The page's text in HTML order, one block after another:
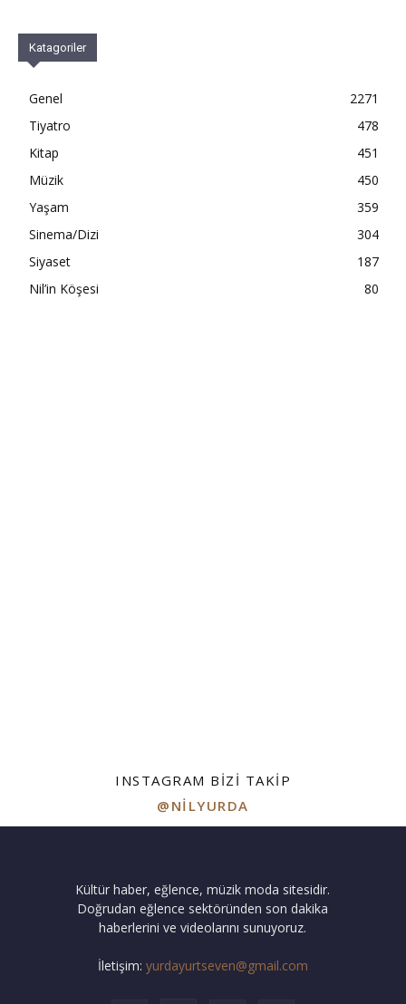
Katagoriler
Genel
2271
Tiyatro
478
Kitap
451
Müzik
450
Yaşam
359
Sinema/Dizi
304
Siyaset
187
Nil’in Köşesi
80
INSTAGRAM BIZI TAKIP
@NILYURDA
Kültür haber, eğlence, müzik moda sitesidir.
Doğrudan eğlence sektöründen son dakika
haberlerini ve videolarını sunuyoruz.
İletişim: yurdayurtseven@gmail.com